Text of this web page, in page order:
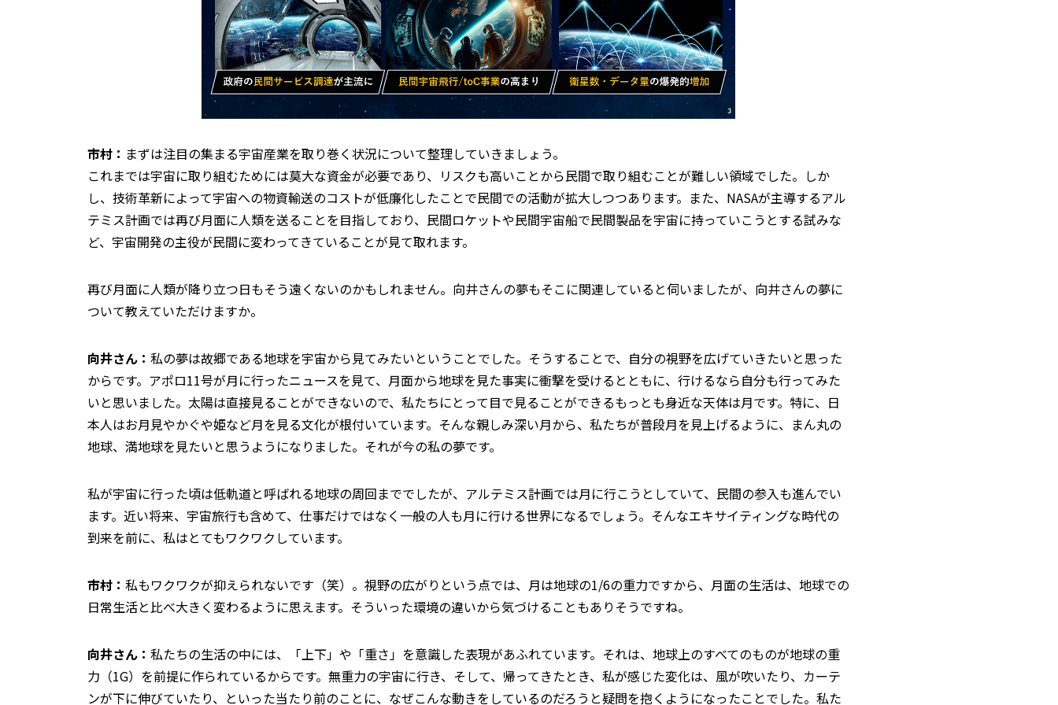
市村： まずは注目の集まる宇宙産業を取り巻く状況について整理していきましょう。
これまでは宇宙に取り組むためには莫大な資金が必要であり、リスクも高いことから民間で取り組むことが難しい領域でした。しか
し、技術革新によって宇宙への物資輸送のコストが低廉化したことで民間での活動が拡大しつつあります。また、NASAが主導するアル
テミス計画では再び月面に人類を送ることを目指しており、民間ロケットや民間宇宙船で民間製品を宇宙に持っていこうとする試みな
ど、宇宙開発の主役が民間に変わってきていることが見て取れます。
再び月面に人類が降り立つ日もそう遠くないのかもしれません。向井さんの夢もそこに関連していると伺いましたが、向井さんの夢に
ついて教えていただけますか。
向井さん： 私の夢は故郷である地球を宇宙から見てみたいということでした。そうすることで、自分の視野を広げていきたいと思った
からです。アポロ11号が月に行ったニュースを見て、月面から地球を見た事実に衝撃を受けるとともに、行けるなら自分も行ってみた
いと思いました。太陽は直接見ることができないので、私たちにとって目で見ることができるもっとも身近な天体は月です。特に、日
本人はお月見やかぐや姫など月を見る文化が根付いています。そんな親しみ深い月から、私たちが普段月を見上げるように、まん丸の
地球、満地球を見たいと思うようになりました。それが今の私の夢です。
私が宇宙に行った頃は低軌道と呼ばれる地球の周回まででしたが、アルテミス計画では月に行こうとしていて、民間の参入も進んでい
ます。近い将来、宇宙旅行も含めて、仕事だけではなく一般の人も月に行ける世界になるでしょう。そんなエキサイティングな時代の
到来を前に、私はとてもワクワクしています。
市村： 私もワクワクが抑えられないです（笑）。視野の広がりという点では、月は地球の1/6の重力ですから、月面の生活は、地球での
日常生活と比べ大きく変わるように思えます。そういった環境の違いから気づけることもありそうですね。
向井さん： 私たちの生活の中には、「上下」や「重さ」を意識した表現があふれています。それは、地球上のすべてのものが地球の重
力（1G）を前提に作られているからです。無重力の宇宙に行き、そして、帰ってきたとき、私が感じた変化は、風が吹いたり、カーテ
ンが下に伸びていたり、といった当たり前のことに、なぜこんな動きをしているのだろうと疑問を抱くようになったことでした。私た